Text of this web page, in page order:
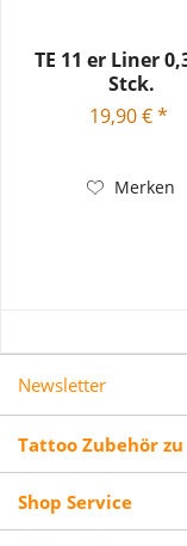
TE 11 er Liner
Stck.
19,90 € *
Merken
Newsletter
Tattoo Zubehör
Shop Service